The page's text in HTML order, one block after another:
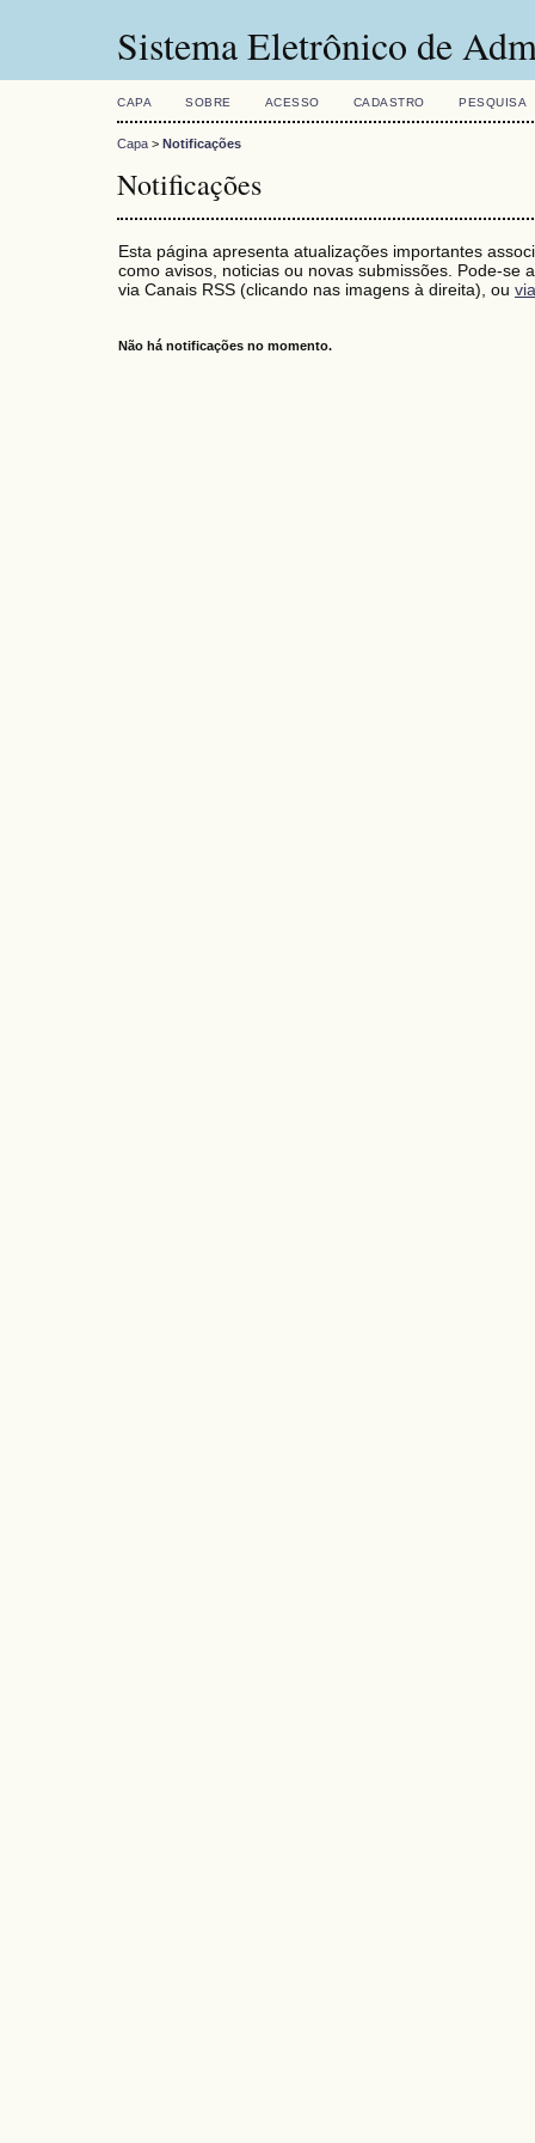
Sistema Eletrônico de
CAPA SOBRE ACESSO CADASTRO PESQUISA
Capa > Notificações
Notificações
Esta página apresenta atualizações importantes
como avisos, noticias ou novas submissões. Pode-se
via Canais RSS (clicando nas imagens à direita), ou
Não há notificações no momento.